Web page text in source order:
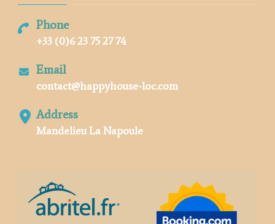
Phone
+33 (0)6 23 75 27 74
Email
contact@happyhouse-loc.com
Address
Mandelieu La Napoule